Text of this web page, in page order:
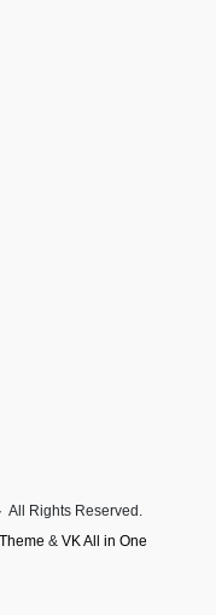
All Rights Reserved.
& VK All in One